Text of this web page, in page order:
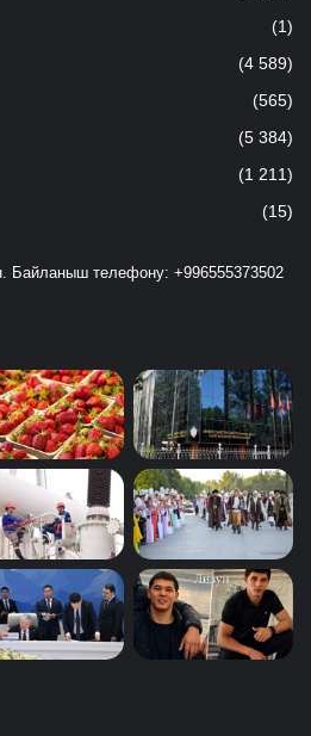
(1)
(4 589)
(565)
(5 384)
(1 211)
(15)
Байланыш телефону: +996555373502